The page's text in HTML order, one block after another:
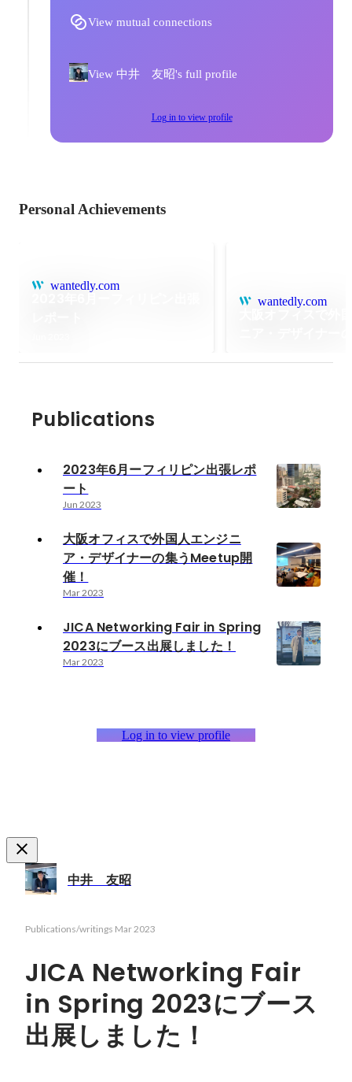
View mutual connections
View 中井 友昭's full profile
Log in to view profile
Personal Achievements
wantedly.com
wantedly.com
Publications
2023年6月ーフィリピン出張レポ
ート
Jun 2023
大阪オフィスで外国人エンジニ
ア・デザイナーの集うMeetup開
催！
Mar 2023
JICA Networking Fair in Spring
2023にブース出展しました！
Mar 2023
Log in to view profile
中井 友昭
Publications/writings Mar 2023
JICA Networking Fair
in Spring 2023にブース
出展しました！